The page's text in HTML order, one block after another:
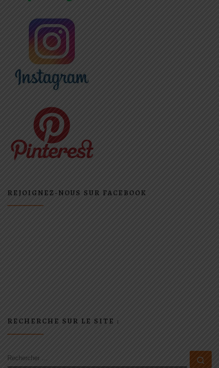
REJOIGNEZ-NOUS SUR FACEBOOK
RECHERCHE SUR LE SITE :
RECHERCHER